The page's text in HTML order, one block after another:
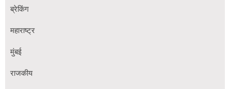
ब्रेकिंग
महाराष्ट्र
मुंबई
राजकीय